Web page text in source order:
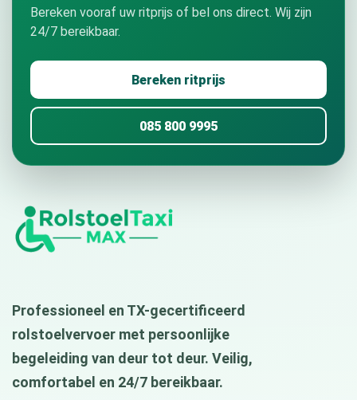
Bereken vooraf uw ritprijs of bel ons direct. Wij zijn
24/7 bereikbaar.
Bereken ritprijs
085 800 9995
Professioneel en TX-gecertificeerd
rolstoelvervoer met persoonlijke
begeleiding van deur tot deur. Veilig,
comfortabel en 24/7 bereikbaar.